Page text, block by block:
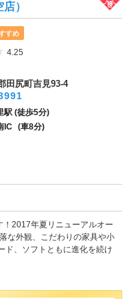
）
すめ
5つ星のうち4
4.25
田尻町吉見93-4
駅 (徒歩5分)
IC (車8分)
2017年夏リニューアルオー
な外観、こだわりの家具や小
ド、ソフトともに進化を続け